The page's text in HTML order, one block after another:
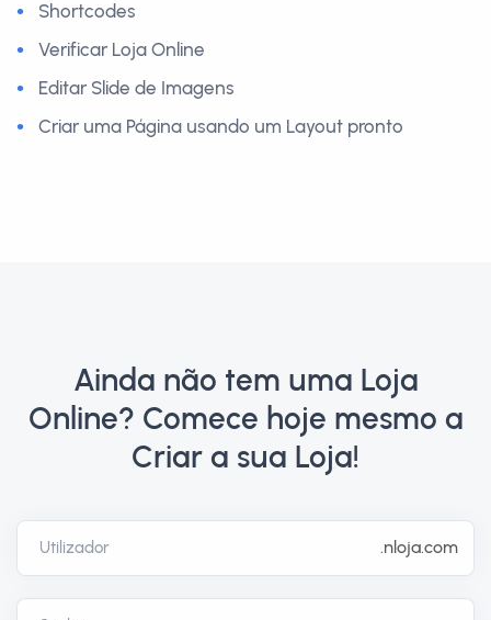
Shortcodes
Verificar Loja Online
Editar Slide de Imagens
Criar uma Página usando um Layout pronto
Ainda não tem uma Loja
Online? Comece hoje mesmo a
Criar a sua Loja!